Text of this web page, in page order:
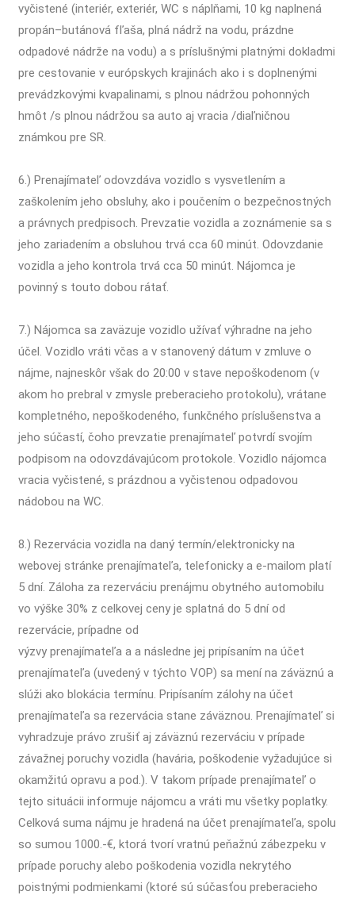
vyčistené (interiér, exteriér, WC s náplňami, 10 kg naplnená
propán–butánová fľaša, plná nádrž na vodu, prázdne
odpadové nádrže na vodu) a s príslušnými platnými dokladmi
pre cestovanie v európskych krajinách ako i s doplnenými
prevádzkovými kvapalinami, s plnou nádržou pohonných
hmôt /s plnou nádržou sa auto aj vracia /diaľničnou
známkou pre SR.
6.) Prenajímateľ odovzdáva vozidlo s vysvetlením a
zaškolením jeho obsluhy, ako i poučením o bezpečnostných
a právnych predpisoch. Prevzatie vozidla a zoznámenie sa s
jeho zariadením a obsluhou trvá cca 60 minút. Odovzdanie
vozidla a jeho kontrola trvá cca 50 minút. Nájomca je
povinný s touto dobou rátať.
7.) Nájomca sa zaväzuje vozidlo užívať výhradne na jeho
účel. Vozidlo vráti včas a v stanovený dátum v zmluve o
nájme, najneskôr však do 20:00 v stave nepoškodenom (v
akom ho prebral v zmysle preberacieho protokolu), vrátane
kompletného, nepoškodeného, funkčného príslušenstva a
jeho súčastí, čoho prevzatie prenajímateľ potvrdí svojím
podpisom na odovzdávajúcom protokole. Vozidlo nájomca
vracia vyčistené, s prázdnou a vyčistenou odpadovou
nádobou na WC.
8.) Rezervácia vozidla na daný termín/elektronicky na
webovej stránke prenajímateľa, telefonicky a e-mailom platí
5 dní. Záloha za rezerváciu prenájmu obytného automobilu
vo výške 30% z celkovej ceny je splatná do 5 dní od
rezervácie, prípadne od
výzvy prenajímateľa a a následne jej pripísaním na účet
prenajímateľa (uvedený v týchto VOP) sa mení na záväznú a
slúži ako blokácia termínu. Pripísaním zálohy na účet
prenajímateľa sa rezervácia stane záväznou. Prenajímateľ si
vyhradzuje právo zrušiť aj záväznú rezerváciu v prípade
závažnej poruchy vozidla (havária, poškodenie vyžadujúce si
okamžitú opravu a pod.). V takom prípade prenajímateľ o
tejto situácii informuje nájomcu a vráti mu všetky poplatky.
Celková suma nájmu je hradená na účet prenajímateľa, spolu
so sumou 1000.-€, ktorá tvorí vratnú peňažnú zábezpeku v
prípade poruchy alebo poškodenia vozidla nekrytého
poistnými podmienkami (ktoré sú súčasťou preberacieho